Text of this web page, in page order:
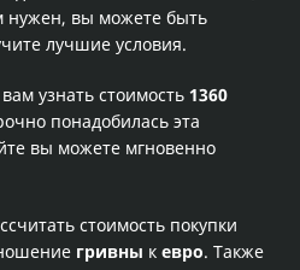
нужен, вы можете быть
лучшие условия.
узнать стоимость 1360
понадобилась эта
вы можете мгновенно
стоимость покупки
гривны к евро. Также